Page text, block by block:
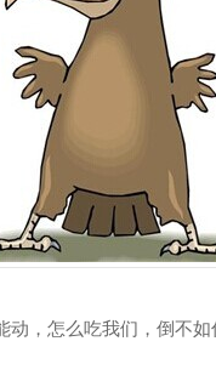
动，怎么吃我们，倒不